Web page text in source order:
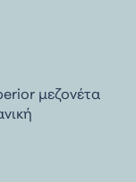
μεζονέτα